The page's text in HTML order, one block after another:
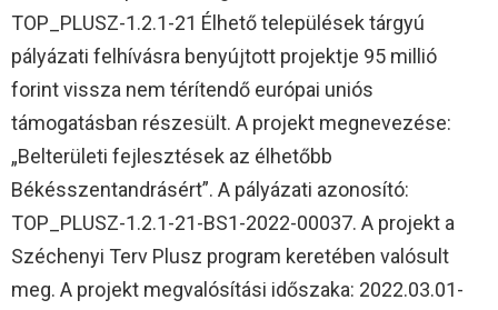
TOP_PLUSZ-1.2.1-21 Élhető települések tárgyú
pályázati felhívásra benyújtott projektje 95 millió
forint vissza nem térítendő európai uniós
támogatásban részesült. A projekt megnevezése:
„Belterületi fejlesztések az élhetőbb
Békésszentandrásért”. A pályázati azonosító:
TOP_PLUSZ-1.2.1-21-BS1-2022-00037. A projekt a
Széchenyi Terv Plusz program keretében valósult
meg. A projekt megvalósítási időszaka: 2022.03.01-